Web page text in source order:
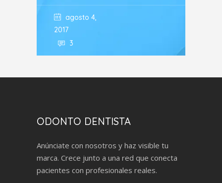
agosto 4,
2017
3
ODONTO DENTISTA
Anúnciate con nosotros y haz visible tu
marca. Crece junto a una red que conecta
pacientes con profesionales reales.